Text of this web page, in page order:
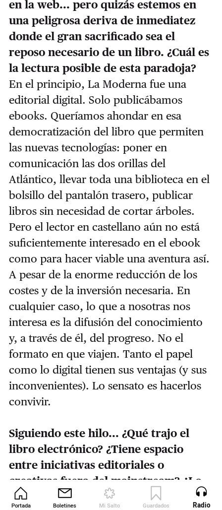
Portada Boletines Mi Salto Guardados Revista
en la web... pero quizás estemos en
una peligrosa deriva de inmediatez
donde el gran sacrificado sea el
reposo necesario de un libro. ¿Cuál es
la lectura posible de esta paradoja?
En el principio, La Moderna fue una
editorial digital. Solo publicábamos
ebooks. Queríamos ahondar en esa
democratización del libro que permiten
las nuevas tecnologías: poner en
comunicación las dos orillas del
Atlántico, llevar toda una biblioteca en el
bolsillo del pantalón trasero, publicar
libros sin necesidad de cortar árboles.
Pero el lector en castellano aún no está
suficientemente interesado en el ebook
como para hacer viable una aventura así.
A pesar de la enorme reducción de los
costes y de la inversión necesaria. En
cualquier caso, lo que a nosotras nos
interesa es la difusión del conocimiento
y, a través de él, del progreso. No el
formato en que viajen. Tanto el papel
como lo digital tienen sus ventajas (y sus
inconvenientes). Lo sensato es hacerlos
convivir.
Siguiendo este hilo... ¿Qué trajo el
libro electrónico? ¿Tiene espacio
entre iniciativas editoriales o
creativas fuera del mainstream? ¿Lo
pequeño —lo hermoso— todavía
Radio